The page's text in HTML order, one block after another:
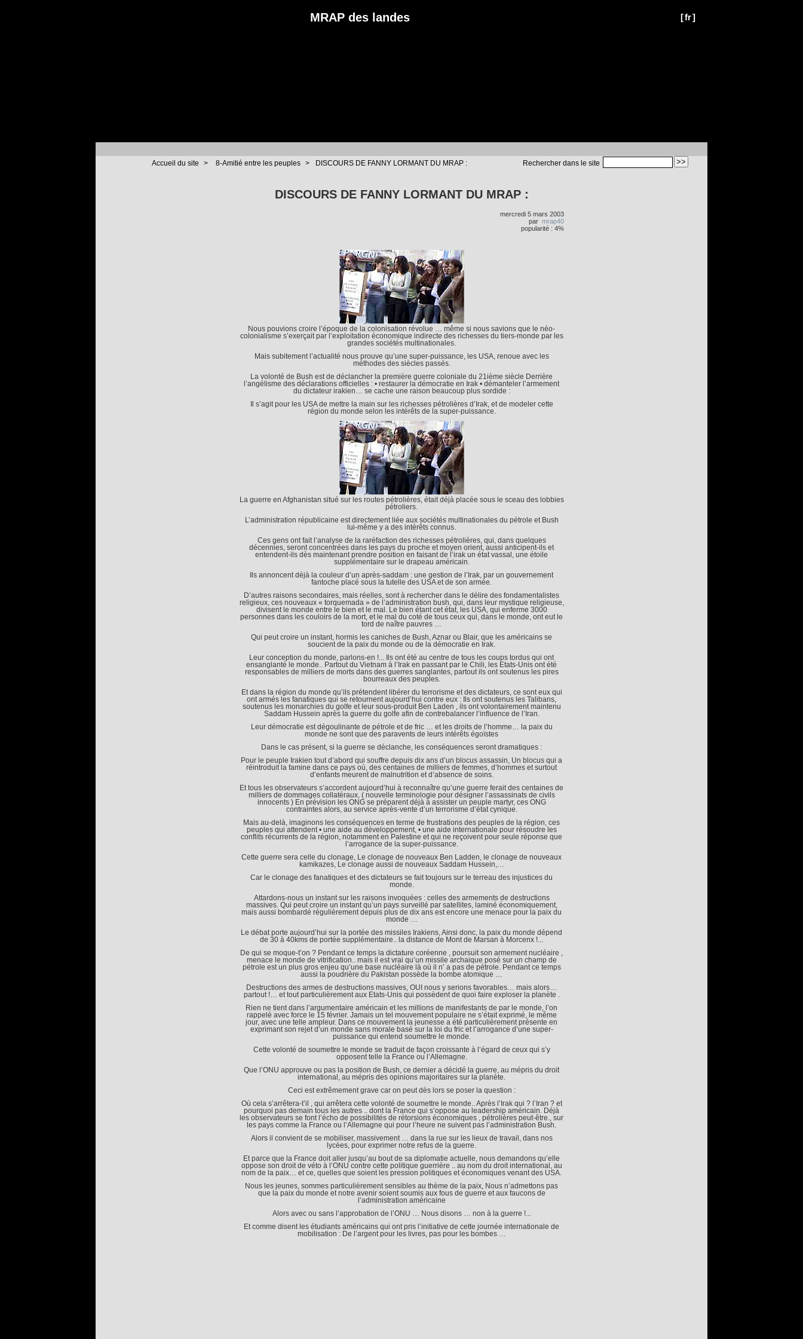
[fr]
MRAP des landes
Rechercher dans le site
Accueil du site > 8-Amitié entre les peuples > DISCOURS DE FANNY LORMANT DU MRAP :
DISCOURS DE FANNY LORMANT DU MRAP :
mercredi 5 mars 2003
par mrap40
popularité : 4%
Nous pouvions croire l’époque de la colonisation révolue … même si nous savions que le néo-
colonialisme s’exerçait par l’exploitation économique indirecte des richesses du tiers-monde par les
grandes sociétés multinationales.
Mais subitement l’actualité nous prouve qu’une super-puissance, les USA, renoue avec les
méthodes des siècles passés.
La volonté de Bush est de déclancher la première guerre coloniale du 21ième siècle Derrière
l’angélisme des déclarations officielles : • restaurer la démocratie en Irak • démanteler l’armement
du dictateur irakien… se cache une raison beaucoup plus sordide :
Il s’agit pour les USA de mettre la main sur les richesses pétrolières d’Irak, et de modeler cette
région du monde selon les intérêts de la super-puissance.
La guerre en Afghanistan situé sur les routes pétrolières, était déjà placée sous le sceau des lobbies
pétroliers.
L’administration républicaine est directement liée aux sociétés multinationales du pétrole et Bush
lui-même y a des intérêts connus.
Ces gens ont fait l’analyse de la raréfaction des richesses pétrolières, qui, dans quelques
décennies, seront concentrées dans les pays du proche et moyen orient, aussi anticipent-ils et
entendent-ils dès maintenant prendre position en faisant de l’irak un état vassal, une étoile
supplémentaire sur le drapeau américain.
Ils annoncent déjà la couleur d’un après-saddam : une gestion de l’Irak, par un gouvernement
fantoche placé sous la tutelle des USA et de son armée.
D’autres raisons secondaires, mais réelles, sont à rechercher dans le délire des fondamentalistes
religieux, ces nouveaux « torquemada » de l’administration bush, qui, dans leur mystique religieuse,
divisent le monde entre le bien et le mal. Le bien étant cet état, les USA, qui enferme 3000
personnes dans les couloirs de la mort, et le mal du coté de tous ceux qui, dans le monde, ont eut le
tord de naître pauvres …
Qui peut croire un instant, hormis les caniches de Bush, Aznar ou Blair, que les américains se
soucient de la paix du monde ou de la démocratie en Irak.
Leur conception du monde, parlons-en !... Ils ont été au centre de tous les coups tordus qui ont
ensanglanté le monde.. Partout du Vietnam à l’Irak en passant par le Chili, les Etats-Unis ont été
responsables de milliers de morts dans des guerres sanglantes, partout ils ont soutenus les pires
bourreaux des peuples.
Et dans la région du monde qu’ils prétendent libérer du terrorisme et des dictateurs, ce sont eux qui
ont armés les fanatiques qui se retournent aujourd’hui contre eux : Ils ont soutenus les Talibans,
soutenus les monarchies du golfe et leur sous-produit Ben Laden , ils ont volontairement maintenu
Saddam Hussein après la guerre du golfe afin de contrebalancer l’influence de l’Iran.
Leur démocratie est dégoulinante de pétrole et de fric … et les droits de l’homme… la paix du
monde ne sont que des paravents de leurs intérêts égoïstes
Dans le cas présent, si la guerre se déclanche, les conséquences seront dramatiques :
Pour le peuple Irakien tout d’abord qui souffre depuis dix ans d’un blocus assassin, Un blocus qui a
réintroduit la famine dans ce pays où, des centaines de milliers de femmes, d’hommes et surtout
d’enfants meurent de malnutrition et d’absence de soins.
Et tous les observateurs s’accordent aujourd’hui à reconnaître qu’une guerre ferait des centaines de
milliers de dommages collatéraux, ( nouvelle terminologie pour désigner l’assassinats de civils
innocents ) En prévision les ONG se préparent déjà à assister un peuple martyr, ces ONG
contraintes alors, au service après-vente d’un terrorisme d’état cynique.
Mais au-delà, imaginons les conséquences en terme de frustrations des peuples de la région, ces
peuples qui attendent • une aide au développement, • une aide internationale pour résoudre les
conflits récurrents de la région, notamment en Palestine et qui ne reçoivent pour seule réponse que
l’arrogance de la super-puissance.
Cette guerre sera celle du clonage, Le clonage de nouveaux Ben Ladden, le clonage de nouveaux
kamikazes, Le clonage aussi de nouveaux Saddam Hussein,…
Car le clonage des fanatiques et des dictateurs se fait toujours sur le terreau des injustices du
monde.
Attardons-nous un instant sur les raisons invoquées : celles des armements de destructions
massives. Qui peut croire un instant qu’un pays surveillé par satellites, laminé économiquement,
mais aussi bombardé régulièrement depuis plus de dix ans est encore une menace pour la paix du
monde …
Le débat porte aujourd’hui sur la portée des missiles Irakiens, Ainsi donc, la paix du monde dépend
de 30 à 40kms de portée supplémentaire.. la distance de Mont de Marsan à Morcenx !...
De qui se moque-t’on ? Pendant ce temps la dictature coréenne , poursuit son armement nucléaire ,
menace le monde de vitrification.. mais il est vrai qu’un missile archaique posé sur un champ de
pétrole est un plus gros enjeu qu’une base nucléaire là où il n’ a pas de pétrole. Pendant ce temps
aussi la poudrière du Pakistan possède la bombe atomique …
Destructions des armes de destructions massives, OUI nous y serions favorables… mais alors…
partout !… et tout particulièrement aux Etats-Unis qui possèdent de quoi faire exploser la planète .
Rien ne tient dans l’argumentaire américain et les millions de manifestants de par le monde, l’on
rappelé avec force le 15 février. Jamais un tel mouvement populaire ne s’était exprimé, le même
jour, avec une telle ampleur. Dans ce mouvement la jeunesse a été particulièrement présente en
exprimant son rejet d’un monde sans morale basé sur la loi du fric et l’arrogance d’une super-
puissance qui entend soumettre le monde.
Cette volonté de soumettre le monde se traduit de façon croissante à l’égard de ceux qui s’y
opposent telle la France ou l’Allemagne.
Que l’ONU approuve ou pas la position de Bush, ce dernier a décidé la guerre, au mépris du droit
international, au mépris des opinions majoritaires sur la planète.
Ceci est extrêmement grave car on peut dès lors se poser la question :
Où cela s’arrêtera-t’il , qui arrêtera cette volonté de soumettre le monde.. Après l’Irak qui ? l’Iran ? et
pourquoi pas demain tous les autres .. dont la France qui s’oppose au leadership américain. Déjà
les observateurs se font l’écho de possibilités de rétorsions économiques , pétrolières peut-être., sur
les pays comme la France ou l’Allemagne qui pour l’heure ne suivent pas l’administration Bush.
Alors il convient de se mobiliser, massivement … dans la rue sur les lieux de travail, dans nos
lycées, pour exprimer notre refus de la guerre.
Et parce que la France doit aller jusqu’au bout de sa diplomatie actuelle, nous demandons qu’elle
oppose son droit de véto à l’ONU contre cette politique guerrière .. au nom du droit international, au
nom de la paix… et ce, quelles que soient les pression politiques et économiques venant des USA.
Nous les jeunes, sommes particulièrement sensibles au thème de la paix, Nous n’admettons pas
que la paix du monde et notre avenir soient soumis aux fous de guerre et aux faucons de
l’administration américaine
Alors avec ou sans l’approbation de l’ONU … Nous disons … non à la guerre !...
Et comme disent les étudiants américains qui ont pris l’initiative de cette journée internationale de
mobilisation : De l’argent pour les livres, pas pour les bombes …